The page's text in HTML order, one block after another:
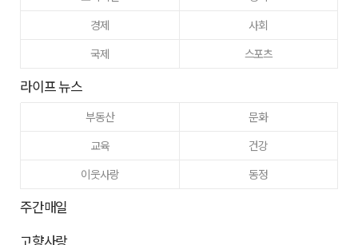
경제
사회
국제
스포츠
라이프 뉴스
부동산
문화
교육
건강
이웃사랑
동정
주간매일
고향사랑